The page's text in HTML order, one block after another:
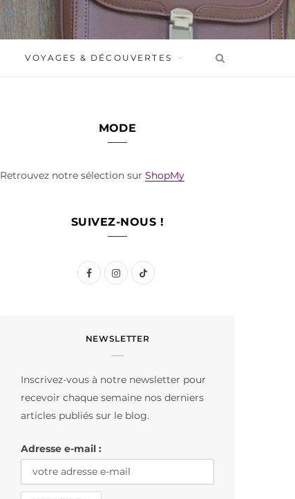
VOYAGES & DÉCOUVERTES
MODE
Retrouvez notre sélection sur ShopMy
SUIVEZ-NOUS !
F
e
o
I
t
r
m
T
T
NEWSLETTER
Inscrivez-vous à notre newsletter pour
recevoir chaque semaine nos derniers
articles publiés sur le blog.
Adresse e-mail :